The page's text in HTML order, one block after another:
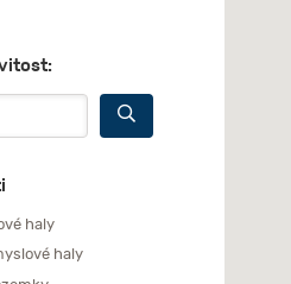
haly
haly